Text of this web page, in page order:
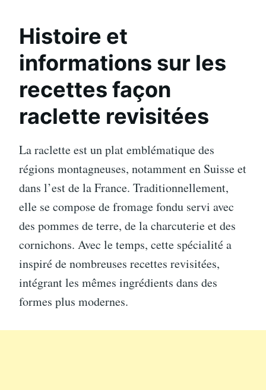
Histoire et
informations sur les
recettes façon
raclette revisitées
La raclette est un plat emblématique des
régions montagneuses, notamment en Suisse et
dans l’est de la France. Traditionnellement,
elle se compose de fromage fondu servi avec
des pommes de terre, de la charcuterie et des
cornichons. Avec le temps, cette spécialité a
inspiré de nombreuses recettes revisitées,
intégrant les mêmes ingrédients dans des
formes plus modernes.